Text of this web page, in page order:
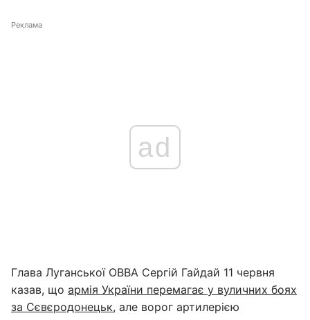
Реклама
ad
Глава Луганської ОВВА Сергій Гайдай 11 червня
казав, що армія України перемагає у вуличних боях
за Сєвєродонецьк, але ворог артилерією